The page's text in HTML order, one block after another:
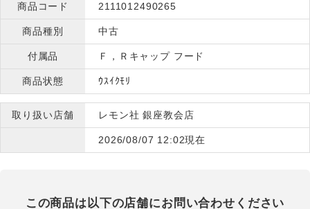
商品コード 2111012490265
商品種別 中古
付属品 Ｆ，Ｒキャップ フード
商品状態 ｳｽｲｸﾓﾘ
取り扱い店舗 レモン社 銀座教会店
2026/08/07 12:02現在
この商品は以下の店舗にお問い合わせください